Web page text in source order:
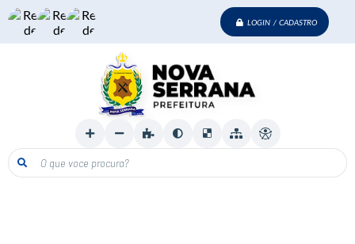
LOGIN / CADASTRO
O que voce procura?